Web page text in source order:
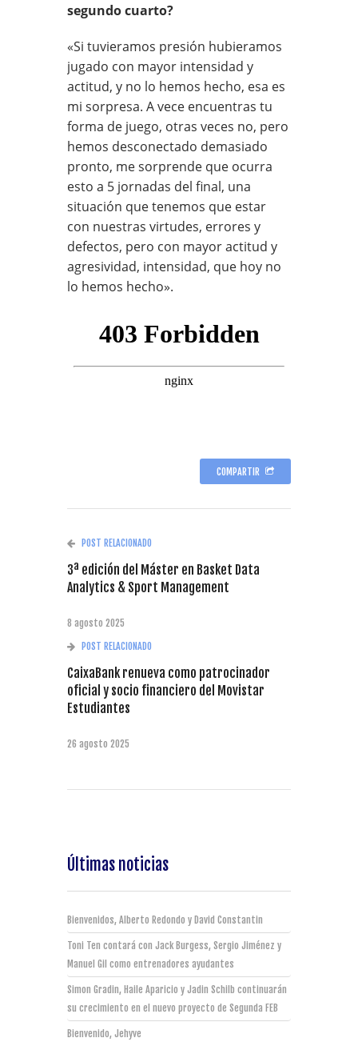
segundo cuarto?
«Si tuvieramos presión hubieramos
jugado con mayor intensidad y
actitud, y no lo hemos hecho, esa es
mi sorpresa. A vece encuentras tu
forma de juego, otras veces no, pero
hemos desconectado demasiado
pronto, me sorprende que ocurra
esto a 5 jornadas del final, una
situación que tenemos que estar
con nuestras virtudes, errores y
defectos, pero con mayor actitud y
agresividad, intensidad, que hoy no
lo hemos hecho».
COMPARTIR
POST RELACIONADO
3ª edición del Máster en Basket Data
Analytics & Sport Management
8 agosto 2025
POST RELACIONADO
CaixaBank renueva como patrocinador
oficial y socio financiero del Movistar
Estudiantes
26 agosto 2025
Últimas noticias
Bienvenidos, Alberto Redondo y David Constantin
Toni Ten contará con Jack Burgess, Sergio Jiménez y
Manuel Gil como entrenadores ayudantes
Simon Gradin, Haile Aparicio y Jadin Schilb continuarán
su crecimiento en el nuevo proyecto de Segunda FEB
Bienvenido, Jehyve